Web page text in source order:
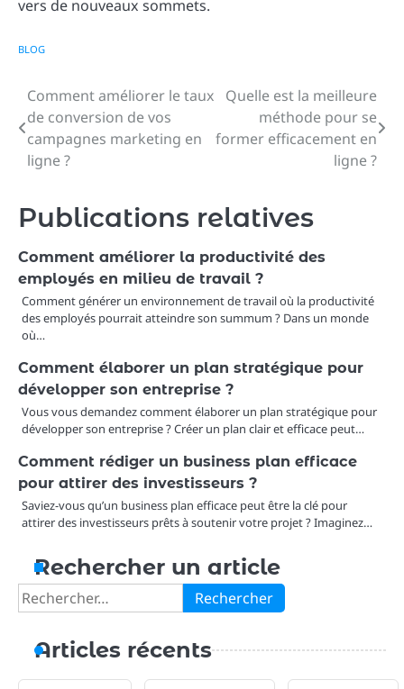
vers de nouveaux sommets.
BLOG
Navigation
de
l’article
Comment améliorer le taux
de conversion de vos
campagnes marketing en
ligne ?
Quelle est la meilleure
méthode pour se
former efficacement en
ligne ?
Publications relatives
Comment améliorer la productivité des
employés en milieu de travail ?
Comment générer un environnement de travail où la productivité
des employés pourrait atteindre son summum ? Dans un monde
où…
Comment élaborer un plan stratégique pour
développer son entreprise ?
Vous vous demandez comment élaborer un plan stratégique pour
développer son entreprise ? Créer un plan clair et efficace peut…
Comment rédiger un business plan efficace
pour attirer des investisseurs ?
Saviez-vous qu’un business plan efficace peut être la clé pour
attirer des investisseurs prêts à soutenir votre projet ? Imaginez…
Rechercher un article
Rechercher :
Articles récents